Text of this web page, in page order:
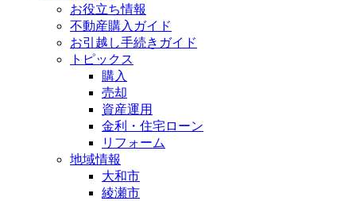
お役立ち情報
不動産購入ガイド
お引越し手続きガイド
トピックス
購入
売却
資産運用
金利・住宅ローン
リフォーム
地域情報
大和市
綾瀬市